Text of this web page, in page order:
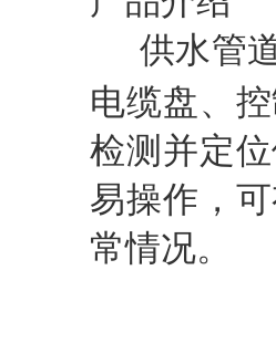
供水管
电缆盘、
检测并定
易操作，
常情况。